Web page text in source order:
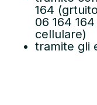
164
06 164
cellulare)
tramite gli